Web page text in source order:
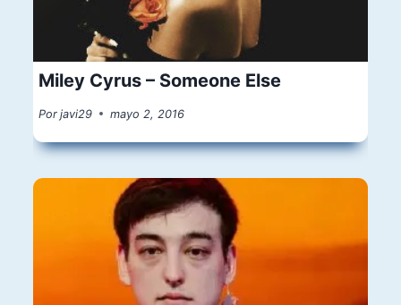
Miley Cyrus – Someone Else
Por javi29 mayo 2, 2016